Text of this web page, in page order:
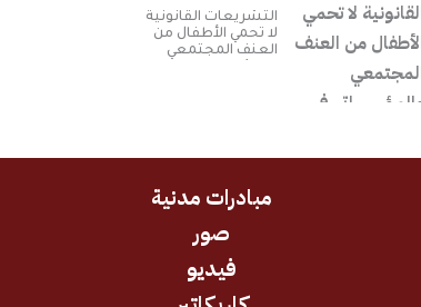
التشريعات القانونية
لا تحمي الأطفال من
العنف المجتمعي
مبادرات مدنية
صور
فيديو